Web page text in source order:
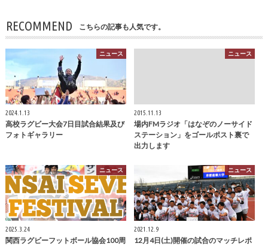
RECOMMEND こちらの記事も人気です。
ニュース
2024.1.13
高校ラグビー大会7日目試合結果及び
フォトギャラリー
ニュース
2015.11.13
場内FMラジオ「はなぞのノーサイド
ステーション」をゴールポスト裏で
出力します
ニュース
2025.3.24
関西ラグビーフットボール協会100周
ニュース
2021.12.9
12月4日(土)開催の試合のマッチレポ